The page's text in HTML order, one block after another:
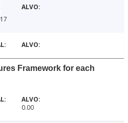
Framework for each
0.00